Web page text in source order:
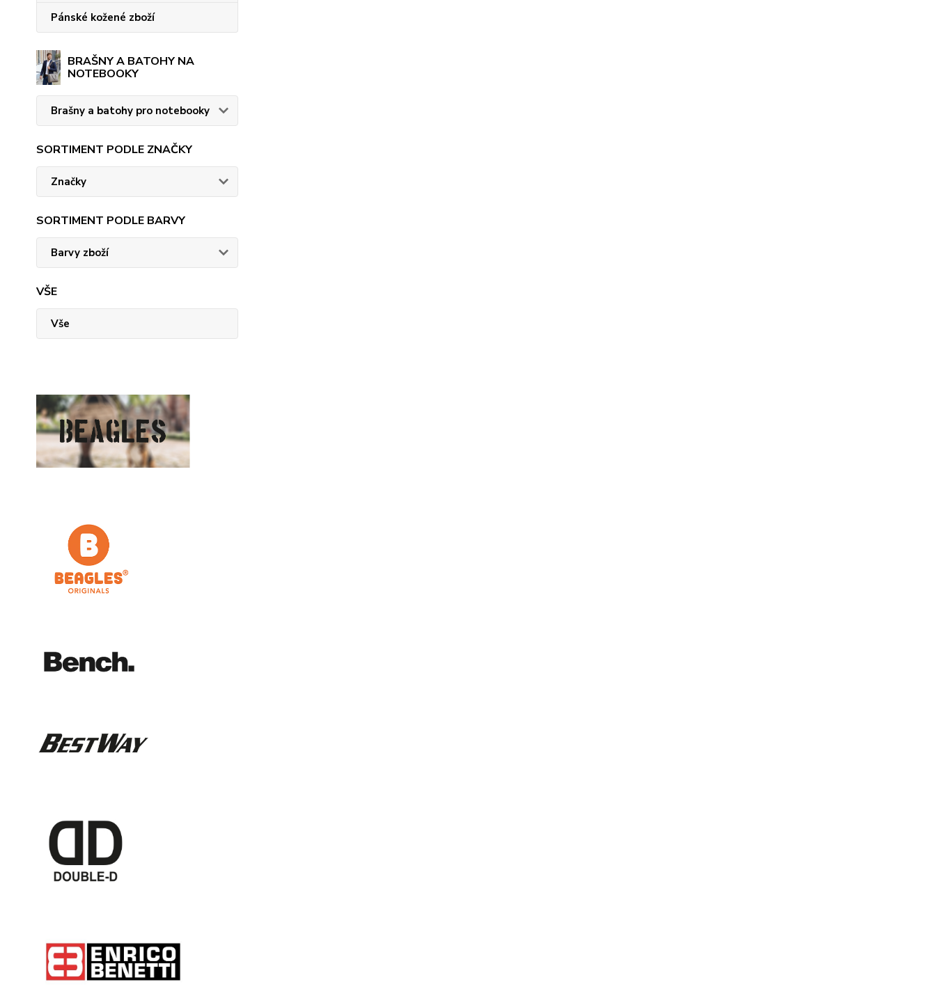
Pánské kožené zboží
BRAŠNY A BATOHY NA
NOTEBOOKY
Brašny a batohy pro notebooky
SORTIMENT PODLE ZNAČKY
Značky
SORTIMENT PODLE BARVY
Barvy zboží
VŠE
Vše